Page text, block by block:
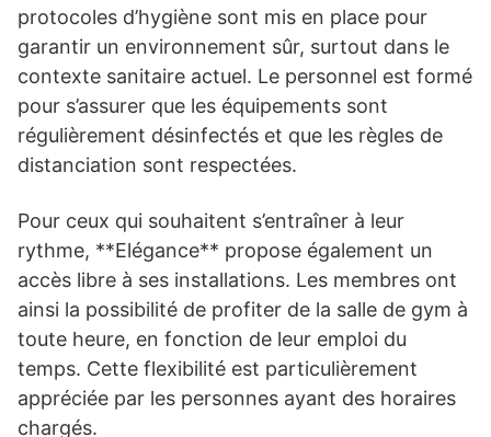
protocoles d’hygiène sont mis en place pour
garantir un environnement sûr, surtout dans le
contexte sanitaire actuel. Le personnel est formé
pour s’assurer que les équipements sont
régulièrement désinfectés et que les règles de
distanciation sont respectées.
Pour ceux qui souhaitent s’entraîner à leur
rythme, **Elégance** propose également un
accès libre à ses installations. Les membres ont
ainsi la possibilité de profiter de la salle de gym à
toute heure, en fonction de leur emploi du
temps. Cette flexibilité est particulièrement
appréciée par les personnes ayant des horaires
chargés.